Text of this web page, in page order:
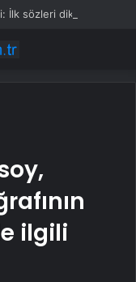
ilgili